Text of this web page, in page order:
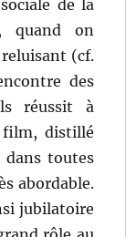
de la
quand on
reluisant (cf.
des
réussit à
film, distillé
toutes
abordable.
jubilatoire